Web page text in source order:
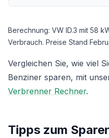
Berechnung: VW ID.3 mit 58
Verbrauch. Preise Stand
Vergleichen Sie, wie viel
Benziner sparen, mit
Verbrenner Rechner.
Tipps zum